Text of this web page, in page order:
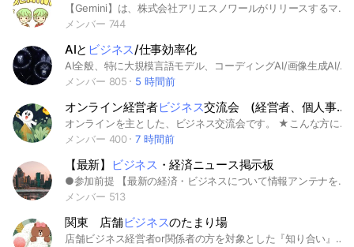
【Gemini】は、株式会社アリエスノワールがリリースするマッチングサービスです。 皆さんの「利益の最大化」を目指し、双子(＝Gemini)のように寄り添い、双子のように離れない最高のパートナーを紹介いたします👬 月に150人以上の人とお会いしている代表の若菜が、お会いした方を皆様にご紹介しております。 経営者や個人事業主、会社員など、業種業界を問わず、さまざまな方にご利用いただけます。 また、当サービスの利用には”審査”を採用しており、ご紹介の質を担保すべく、弊社にて必ず面談をしてからご招待をしております。 皆様がビジネスで”タッグを組めるようなパートナー候補のご紹介”の他、”ご自身のサービスを広げるための広告活にも力を入れております。 各種プランがございますので、詳細は若菜までご連絡ください。
メンバー 744
AIと ビジネス/仕事効率化
AI全般、特に大規模言語モデル、コーディングAI/画像生成AI/動画生成AI/AIイラストや音楽生成AIなどの最新AIをビジネスや仕事、事業で活用したい方向けのオープンチャットです。不要な誤解や対立を招かないよう、敬語で会話・議論は建設的にお願いします。 LLM・チャット（対話型AI / テキスト生成）ChatGPT / Gemini / Claude / Perplexity / Microsoft Copilot / Grok / Mistral（Le Chat） / Llama 3（Meta AI など） / HuggingChat 画像生成（Image Generation）Midjourney / DALL·E 3 / Stable Diffusion / Flux.1 / Ideogram / Recraft / Leonardo.ai / Adobe Firefly 動画生成（Video Generation）Sora / Runway Gen-3 / Pika / Luma Dream Machine / Kling AI / Hailuo AI / Veo 音楽・音声（Audio / Music）Suno / Udio / ElevenLabs / Stable Audio / Soundraw / Cici / Koeiromap コーディング・開発支援（Dev / Coding Assistants）Cursor / Windsurf / GitHub Copilot / Cline / Bolt.new / v0 / Lovable / Replit Agent / Trae リサーチ・要約・整理（Research & Knowledge）NotebookLM / Notion AI / Mapify / Napkin / Gamma / Glean / Perplexity Pages 3D・空間表現（3D / Spatial / XR）Rodin / Meshy / Tripo / Spline AI / Luma AI / CSM
メンバー 805
5 時間前
オンライン経営者ビジネス交流会 (経営者、個人事業主、起業家、幹部、フリーランス、お笑い芸人)
オンラインを主とした、ビジネス交流会です。 ★こんな方にオススメ 中小企業経営者、個人事業主、一人社長、起業家
メンバー 400
7 時間前
【最新】 ビジネス ・経済ニュース掲示板
●参加前提 【最新の経済・ビジネスについて情報アンテナを広げたい人】 ●詳細 最新経済・ビジネス情報を取得また交換できるグループです。 ●入るメリット ✅最新の経済・ビジネスの情報のアンテナが広がる ✅ビジネス感度が高い人達に、起業相談・ビジネスに関する質問をできるお悩み解決の場である ✅ビジネス感度が高い人達と繋がれる ●メインで発信するのは コロナ禍でも増収増益達成 年商11億円起業家のFラン社長が発信 一般メンバーも発信・発言をどしどしして下さい。 ※詳しくはグループルールに
メンバー 513
関東 店舗ビジネスのたまり場
店舗ビジネス経営者or関係者の方を対象とした『知り合い』を増やしたい方。 情報交換や交流を通して事業拡大のキッカケを作る社交場です(^^) #店舗ビジネス #美容室 #ネイル #マツエク #エステ